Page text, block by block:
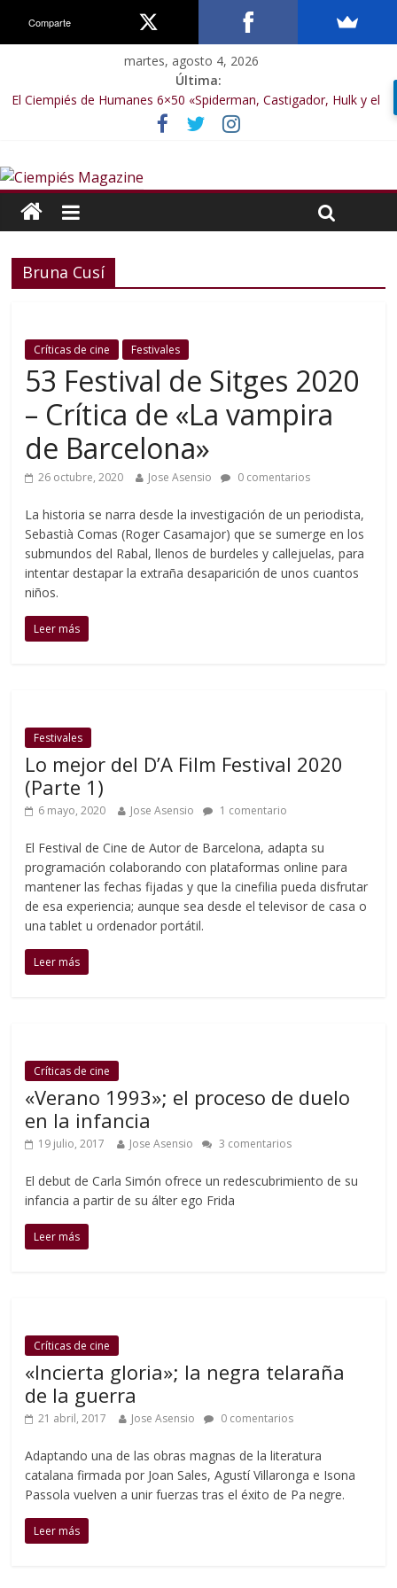
martes, agosto 4, 2026
Última:
El Ciempiés de Humanes 6×50 «Spiderman, Castigador, Hulk y el
final de la sexta temporada»
El Ciempiés de Humanes 6×49 «Kiritaaaaa»
El Ciempiés de Humanes 6×47 «De nada por nada»
El Ciempiés de Humanes 6×46 «Ciudadano Minion»
Bruna Cusí
Críticas de cine Festivales
53 Festival de Sitges 2020
– Crítica de «La vampira
de Barcelona»
26 octubre, 2020 Jose Asensio 0 comentarios
La historia se narra desde la investigación de un periodista,
Sebastià Comas (Roger Casamajor) que se sumerge en los
submundos del Rabal, llenos de burdeles y callejuelas, para
intentar destapar la extraña desaparición de unos cuantos
niños.
Leer más
Festivales
Lo mejor del D’A Film Festival 2020
(Parte 1)
6 mayo, 2020 Jose Asensio 1 comentario
El Festival de Cine de Autor de Barcelona, adapta su
programación colaborando con plataformas online para
mantener las fechas fijadas y que la cinefilia pueda disfrutar
de esa experiencia; aunque sea desde el televisor de casa o
una tablet u ordenador portátil.
Leer más
Críticas de cine
«Verano 1993»; el proceso de duelo
en la infancia
19 julio, 2017 Jose Asensio 3 comentarios
El debut de Carla Simón ofrece un redescubrimiento de su
infancia a partir de su álter ego Frida
Leer más
Críticas de cine
«Incierta gloria»; la negra telaraña
de la guerra
21 abril, 2017 Jose Asensio 0 comentarios
Adaptando una de las obras magnas de la literatura
catalana firmada por Joan Sales, Agustí Villaronga e Isona
Passola vuelven a unir fuerzas tras el éxito de Pa negre.
Leer más
Comparte